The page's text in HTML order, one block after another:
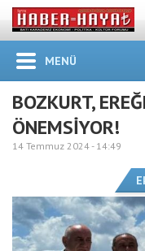
MENÜ
BOZKURT,
ÖNEMSİYOR!
14 Temmuz 2024 - 14:49